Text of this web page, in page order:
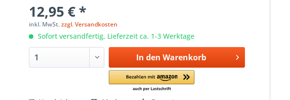
12,95 € *
inkl. MwSt.zzgl. Versandkosten
Sofort versandfertig, Lieferzeit ca. 1-3 Werktage
In den Warenkorb